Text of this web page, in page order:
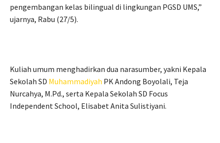
pengembangan kelas bilingual di lingkungan PGSD UMS,”
ujarnya, Rabu (27/5).
Kuliah umum menghadirkan dua narasumber, yakni Kepala
Sekolah SD Muhammadiyah PK Andong Boyolali, Teja
Nurcahya, M.Pd., serta Kepala Sekolah SD Focus
Independent School, Elisabet Anita Sulistiyani.